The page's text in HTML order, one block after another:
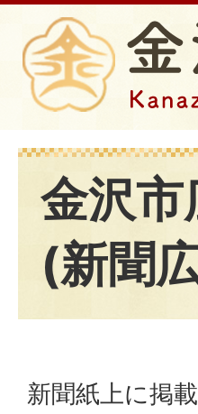
金沢
(新聞
新聞紙上に掲